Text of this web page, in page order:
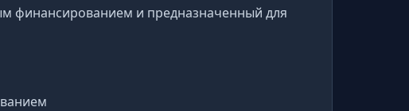
финансированием и предназначенный для